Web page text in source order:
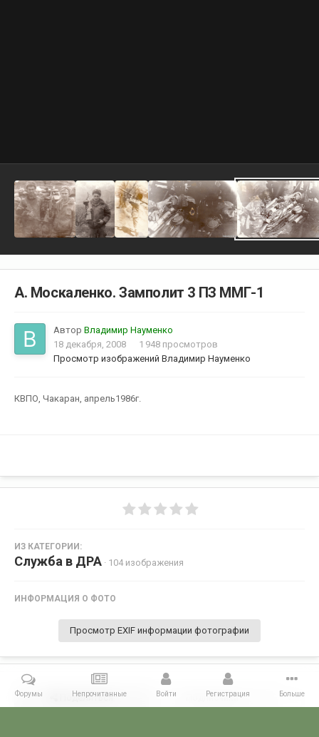
А. Москаленко. Замполит 3 ПЗ ММГ-1
Автор Владимир Науменко
18 декабря, 2008
1 948 просмотров
Просмотр изображений Владимир Науменко
КВПО, Чакаран, апрель1986г.
ИЗ КАТЕГОРИИ:
Служба в ДРА · 104 изображения
ИНФОРМАЦИЯ О ФОТО
Просмотр EXIF информации фотографии
Поделиться Подписчики 0
Форумы Непрочитанные Войти Регистрация Больше